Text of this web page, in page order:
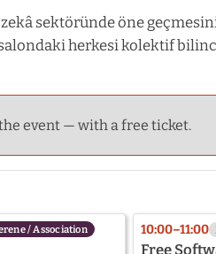
sektöründe öne
salondaki herkesi kolektif
event — with a free ticket.
/ Association 10:00–11:00
Free